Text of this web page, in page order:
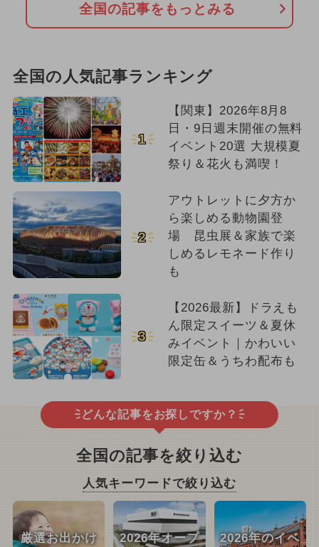
全国の記事をもっとみる
全国の人気記事ランキング
1
【関東】2026年8月8
日・9日週末開催の無料
イベント20選 大規模夏
祭り＆花火も満喫！
2
アウトレットに夕方か
ら楽しめる動物園登
場 昆虫展＆家族で楽
しめるレモネード作り
も
3
【2026最新】ドラえも
ん限定スイーツ＆夏休
みイベント｜かわいい
限定缶＆うちわ配布も
どんな記事をお探しですか？
全国の記事を絞り込む
人気キーワードで絞り込む
厳選お出かけ
2026年オープ
2026年のイベ